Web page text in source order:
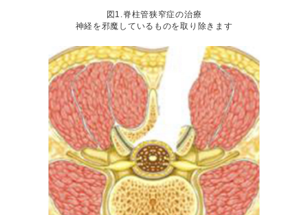
図1.脊柱管狭窄症の治療
神経を邪魔しているものを取り除きます